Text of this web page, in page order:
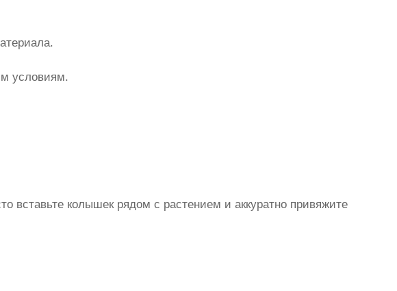
условиям.
вставьте колышек рядом с растением и аккуратно привяжите